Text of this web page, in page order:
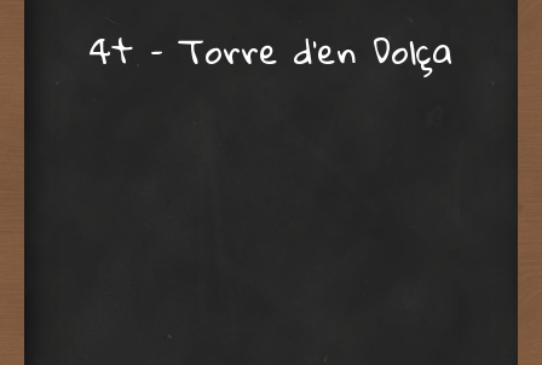
4t – Torre d’en Dolça